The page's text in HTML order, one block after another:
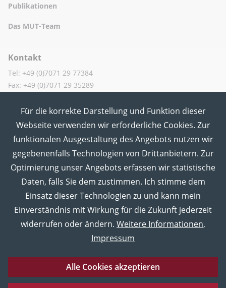
Publikationen
Das MUT-Team
Kontakt
Tel: +49 (0)7071 29 77384
Fax: +49 (0)7071 29 35289
MUT in den Sozialen Medien
Eberhard Karls Universität Tübingen Impressum
Für die korrekte Darstellung und Funktion dieser
Webseite verwenden wir erforderliche Cookies. Zur
funktionalen Ausgestaltung des Angebots nutzen wir
gegebenenfalls Technologien von Drittanbietern. Zur
Optimierung unser Angebots erfassen wir statistische
Daten, falls Sie dem zustimmen. Ich stimme dem
Einsatz dieser Technologien zu und kann mein
Einverständnis mit Wirkung für die Zukunft jederzeit
widerrufen oder ändern. Weitere Informationen,
Impressum
Alle Cookies akzeptieren